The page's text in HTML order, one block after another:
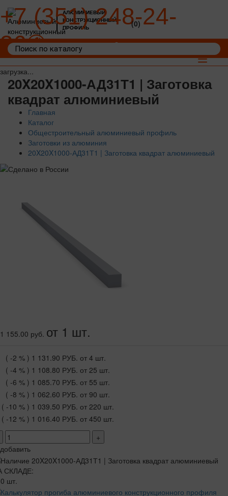
загрузка...
АЛЮМИНИЕВЫЙ
КОНСТРУКЦИОННЫЙ
ПРОФИЛЬ
+7 (351) 248-24-
36
(0)
Toggle
20X20X1000-АД31Т1 | Заготовка
квадрат алюминиевый
Главная
Каталог
Общестроительный алюминиевый профиль
Заготовки из алюминия
20X20X1000-АД31Т1 | Заготовка квадрат алюминиевый
1 155.00 руб. от 1 шт.
( -2 % ) 1 131.90 РУБ. от 4 шт.
( -4 % ) 1 108.80 РУБ. от 25 шт.
( -6 % ) 1 085.70 РУБ. от 55 шт.
( -8 % ) 1 062.60 РУБ. от 90 шт.
( -10 % ) 1 039.50 РУБ. от 220 шт.
( -12 % ) 1 016.40 РУБ. от 450 шт.
+
добавить
СКЛАДЕ:
шт.